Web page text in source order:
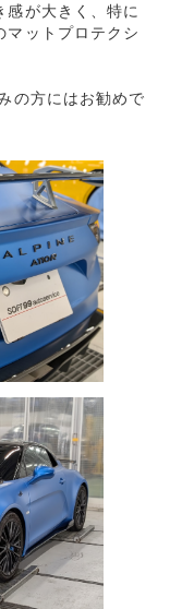
感が大きく、特に
マットプロテクシ
の方にはお勧めで